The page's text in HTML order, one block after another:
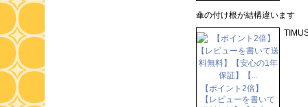
傘の付け根が結構違います
【ポイント2倍】
【レビューを書いて